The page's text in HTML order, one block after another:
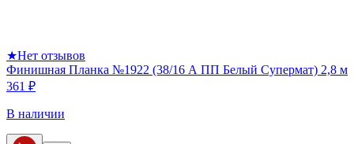
★Нет отзывов
Финишная Планка №1922 (38/16 А ПП Белый Супермат) 2,8 м
361 ₽
В наличии